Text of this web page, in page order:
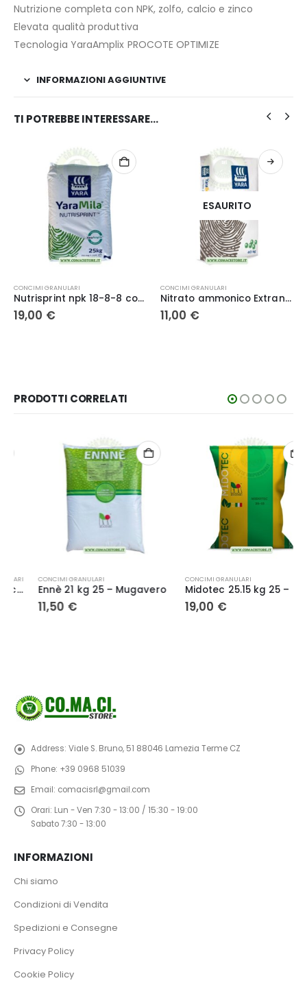
Nutrizione completa con NPK, zolfo, calcio e zinco
Elevata qualità produttiva
Tecnologia YaraAmplix PROCOTE OPTIMIZE
INFORMAZIONI AGGIUNTIVE
TI POTREBBE INTERESSARE…
CONCIMI GRANULARI
Nutrisprint npk 18-8-8 con acidi umici e fulvici YaraMila – Yara kg. 25
19,00 €
ESAURITO
CONCIMI GRANULARI
Nitrato ammonico Extran 26 YaraBela kg. 25 – Yara
11,00 €
PRODOTTI CORRELATI
CONCIMI GRANULARI
Ennè 21 kg 25 – Mugavero
11,50€
CONCIMI GRANULARI
Midotec 25.15 kg 25 – Mugavero
19,00€
Address: Viale S. Bruno, 51 88046 Lamezia Terme CZ
Phone: +39 0968 51039
Email: comacisrl@gmail.com
Orari: Lun - Ven 7:30 - 13:00 / 15:30 - 19:00
Sabato 7:30 - 13:00
INFORMAZIONI
Chi siamo
Condizioni di Vendita
Spedizioni e Consegne
Privacy Policy
Cookie Policy